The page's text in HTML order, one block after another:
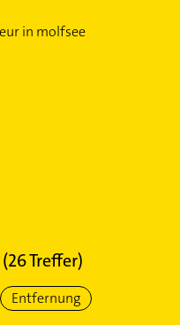
(26Treffer)
Entfernung